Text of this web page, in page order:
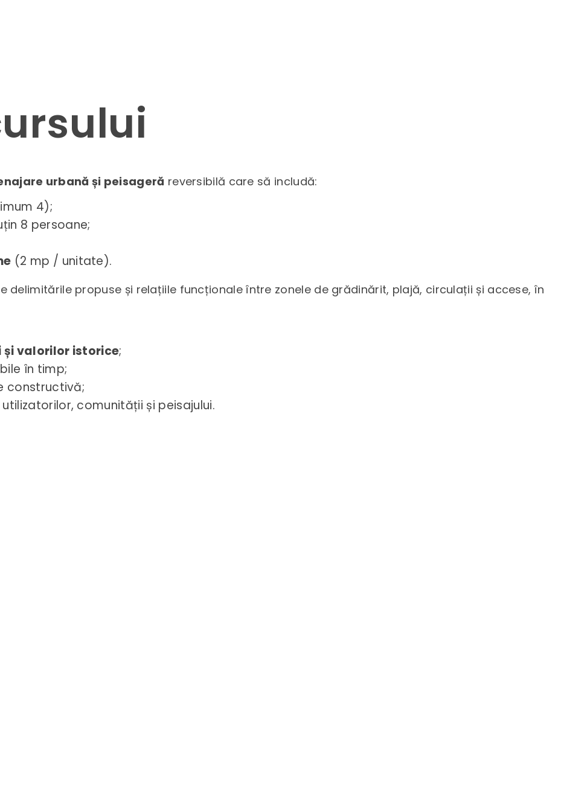
urbană și peisageră reversibilă care să includă:
4);
8 persoane;
(2 mp / unitate).
delimitările propuse și relațiile funcționale între zonele de grădinărit, plajă, circulații și accese, în
valorilor istorice;
în timp;
constructivă;
comunității și peisajului.